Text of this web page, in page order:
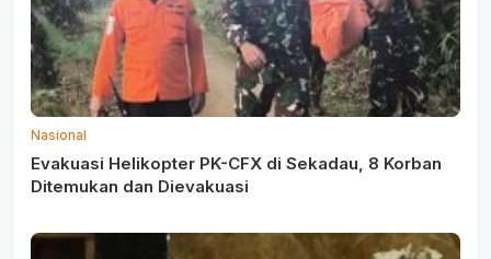
Nasional
Evakuasi Helikopter PK-CFX di Sekadau, 8 Korban
Ditemukan dan Dievakuasi